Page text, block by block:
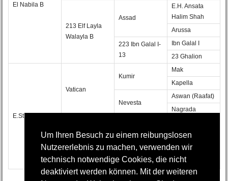
Um Ihren Besuch zu einem reibungslosen
Nutzererlebnis zu machen, verwenden wir
technisch notwendige Cookies, die nicht
deaktiviert werden können. Mit der weiteren
El Nabila B
213 Elf Layla
Walayla B
Assad
E.H. Ansata
Halim Shah
Arussa
223 Ibn Galal I-
13
Ibn Galal I
23 Ghalion
E.St.
Vatican
Kumir
Mak
Kapella
Nevesta
Aswan (Raafat)
Nagrada
Gurba
Medianka
Grecia
Kumir
Pasta